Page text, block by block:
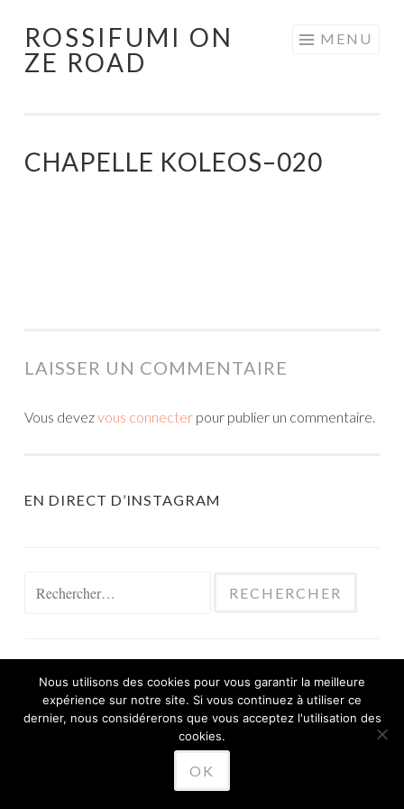
Aller
au
ROSSIFUMI ON
ZE ROAD
MENU
CHAPELLE KOLEOS–020
LAISSER UN COMMENTAIRE
Vous devezvous connecter pour publier un commentaire.
EN DIRECT D’INSTAGRAM
FIÈREMENT PROPULSÉ PAR WORDPRESS
THÈME SKETCH PARWORDPRESS.COM
Nous utilisons des cookies pour vous garantir la meilleure
expérience sur notre site. Si vous continuez à utiliser ce
dernier, nous considérerons que vous acceptez l'utilisation des
cookies.
OK